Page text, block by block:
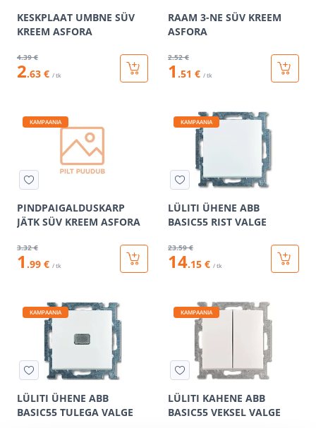
KESKPLAAT UMBNE SÜV
KREEM ASFORA
4.39 €
2.63 € / tk
RAAM 3-NE SÜV KREEM
ASFORA
2.52 €
1 .51 € / tk
KAMPAANIA
PINDPAIGALDUSKARP
JÄTK SÜV KREEM ASFORA
3.32 €
1 .99 € / tk
KAMPAANIA
LÜLITI ÜHENE ABB
BASIC55 RIST VALGE
23.59 €
14.15 € / tk
KAMPAANIA
LÜLITI ÜHENE ABB
BASIC55 TULEGA VALGE
KAMPAANIA
LÜLITI KAHENE ABB
BASIC55 VEKSEL VALGE